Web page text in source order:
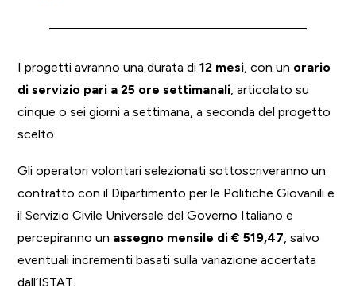
I progetti avranno una durata di 12 mesi, con un orario
di servizio pari a 25 ore settimanali, articolato su
cinque o sei giorni a settimana, a seconda del progetto
scelto.
Gli operatori volontari selezionati sottoscriveranno un
contratto con il Dipartimento per le Politiche Giovanili e
il Servizio Civile Universale del Governo Italiano e
percepiranno un assegno mensile di € 519,47, salvo
eventuali incrementi basati sulla variazione accertata
dall’ISTAT.